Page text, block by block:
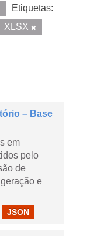
Etiquetas:
XLSX
– Base
em
pelo
de
e
JSON